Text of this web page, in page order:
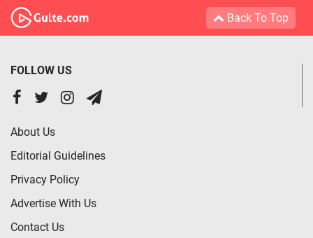
Back To Top
FOLLOW US
About Us
Editorial Guidelines
Privacy Policy
Advertise With Us
Contact Us